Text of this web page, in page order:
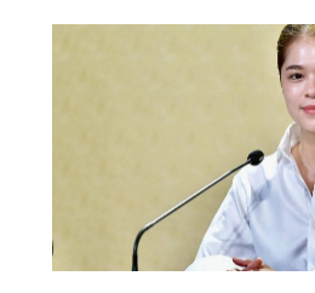
ข้อหาลักลอบนำเข้ายาเสพติดให้โทษ